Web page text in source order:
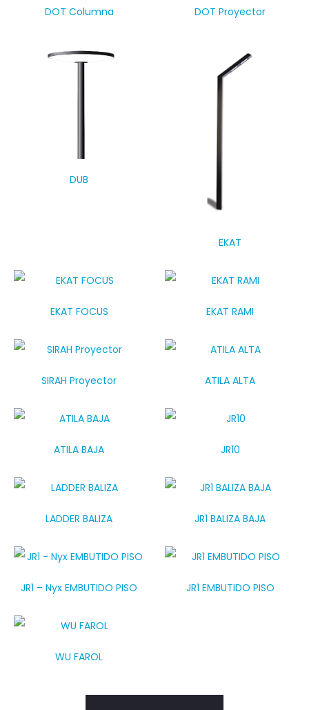
DOT Columna DOT Proyector
DUB
EKAT
EKAT FOCUS EKAT RAMI
SIRAH Proyector ATILA ALTA
ATILA BAJA JR10
LADDER BALIZA JR1 BALIZA BAJA
JR1 – Nyx EMBUTIDO PISO JR1 EMBUTIDO PISO
WU FAROL